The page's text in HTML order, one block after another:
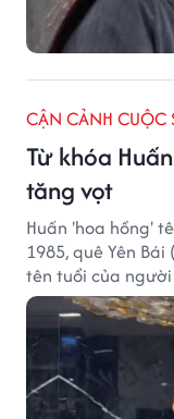
CẬN CẢNH CUỘC
Từ khóa
tăng vọt
Huấn 'hoa hồng'
1985, quê Yên
tên tuổi của
vọt.